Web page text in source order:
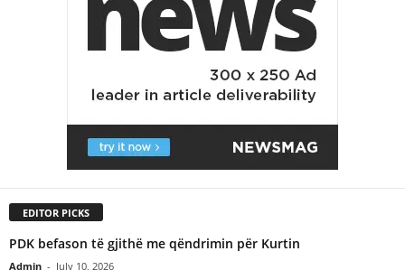
EDITOR PICKS
PDK befason të gjithë me qëndrimin për Kurtin
Admin - July 10, 2026